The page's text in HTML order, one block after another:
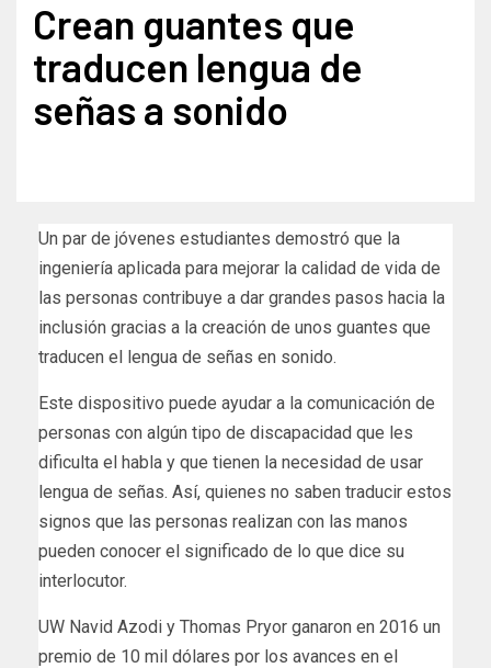
Crean guantes que
traducen lengua de
señas a sonido
Un par de jóvenes estudiantes demostró que la
ingeniería aplicada para mejorar la calidad de vida de
las personas contribuye a dar grandes pasos hacia la
inclusión gracias a la creación de unos guantes que
traducen el lengua de señas en sonido.
Este dispositivo puede ayudar a la comunicación de
personas con algún tipo de discapacidad que les
dificulta el habla y que tienen la necesidad de usar
lengua de señas. Así, quienes no saben traducir estos
signos que las personas realizan con las manos
pueden conocer el significado de lo que dice su
interlocutor.
UW Navid Azodi y Thomas Pryor ganaron en 2016 un
premio de 10 mil dólares por los avances en el